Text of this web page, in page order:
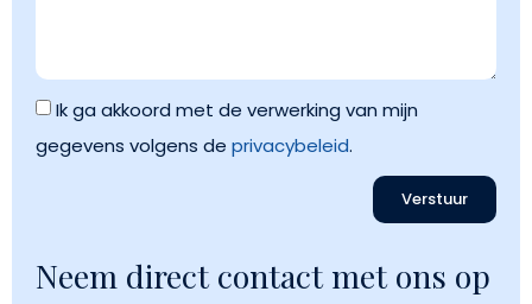
Neem direct contact met ons op
Ik ga akkoord met de verwerking van mijn
gegevens volgens de privacybeleid.
Verstuur